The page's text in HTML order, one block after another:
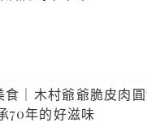
食｜木村爺爺脆皮肉
70年的好滋味